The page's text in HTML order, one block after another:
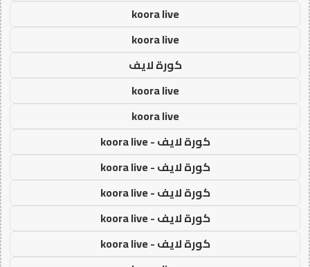
koora live
koora live
كورة لايف
koora live
koora live
كورة لايف - koora live
كورة لايف - koora live
كورة لايف - koora live
كورة لايف - koora live
كورة لايف - koora live